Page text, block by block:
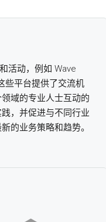
活动，例如 Wave
些平台提供了交流机
域的专业人士互动的
，并促进与不同行业
的业务策略和趋势。